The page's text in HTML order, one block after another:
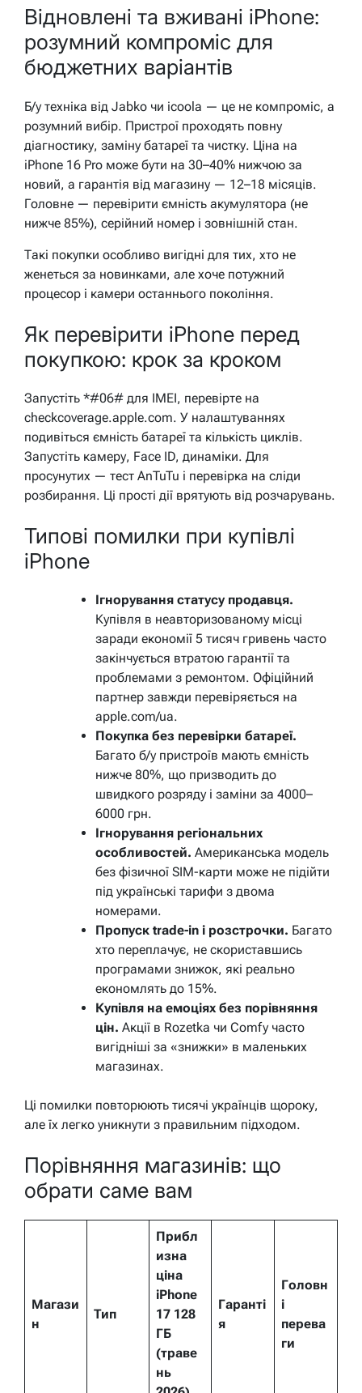
Відновлені та вживані iPhone:
розумний компроміс для
бюджетних варіантів
Б/у техніка від Jabko чи icoola — це не компроміс, а
розумний вибір. Пристрої проходять повну
діагностику, заміну батареї та чистку. Ціна на
iPhone 16 Pro може бути на 30–40% нижчою за
новий, а гарантія від магазину — 12–18 місяців.
Головне — перевірити ємність акумулятора (не
нижче 85%), серійний номер і зовнішній стан.
Такі покупки особливо вигідні для тих, хто не
женеться за новинками, але хоче потужний
процесор і камери останнього покоління.
Як перевірити iPhone перед
покупкою: крок за кроком
Запустіть *#06# для IMEI, перевірте на
checkcoverage.apple.com. У налаштуваннях
подивіться ємність батареї та кількість циклів.
Запустіть камеру, Face ID, динаміки. Для
просунутих — тест AnTuTu і перевірка на сліди
розбирання. Ці прості дії врятують від розчарувань.
Типові помилки при купівлі
iPhone
Ігнорування статусу продавця.
Купівля в неавторизованому місці
заради економії 5 тисяч гривень часто
закінчується втратою гарантії та
проблемами з ремонтом. Офіційний
партнер завжди перевіряється на
apple.com/ua.
Покупка без перевірки батареї.
Багато б/у пристроїв мають ємність
нижче 80%, що призводить до
швидкого розряду і заміни за 4000–
6000 грн.
Ігнорування регіональних
особливостей. Американська модель
без фізичної SIM-карти може не підійти
під українські тарифи з двома
номерами.
Пропуск trade-in і розстрочки. Багато
хто переплачує, не скориставшись
програмами знижок, які реально
економлять до 15%.
Купівля на емоціях без порівняння
цін. Акції в Rozetka чи Comfy часто
вигідніші за «знижки» в маленьких
магазинах.
Ці помилки повторюють тисячі українців щороку,
але їх легко уникнути з правильним підходом.
Порівняння магазинів: що
обрати саме вам
Магази
н
Тип
Прибл
изна
ціна
iPhone
17 128
ГБ
(траве
нь
Гаранті
я
Головн
і
перева
ги